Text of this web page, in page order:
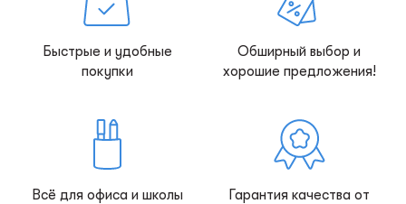
Быстрые и удобные
покупки
Обширный выбор и
хорошие предложения!
Всё для офиса и школы
Гарантия качества от